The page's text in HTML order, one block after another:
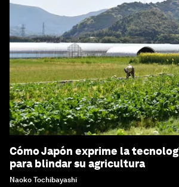
Cómo Japón exprime la
para blindar su agricultura
Naoko Tochibayashi